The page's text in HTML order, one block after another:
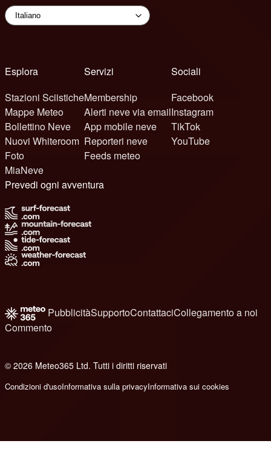
Esplora
Stazioni Sciistiche
Mappe Meteo
Bollettino Neve
Nuovi Whiteroom
Foto
MiaNeve
Servizi
Membership
Alerti neve via email
App mobile neve
Reporteri neve
Feeds meteo
Sociali
Facebook
Instagram
TikTok
YouTube
Prevedi ogni avventura
PubblicitàSupportoContattaciCollegamento a noi
Commento
© 2026 Meteo365 Ltd. Tutti i diritti riservati
Condizioni d'usoInformativa sulla privacyInformativa sui cookies